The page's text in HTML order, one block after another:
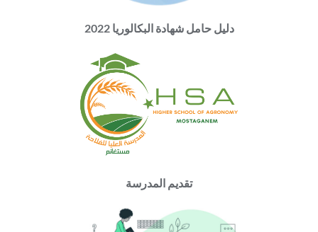
ﺩﻟﻴﻞ ﺣﺎﻣﻞ ﺷﻬﺎﺩﺓ ﺍﻟﺒﻜﺎﻟﻮﺭﻳﺎ 2022
تقديم المدرسة